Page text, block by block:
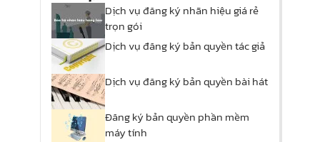
Dịch vụ đăng ký nhãn hiệu giá rẻ
trọn gói
Dịch vụ đăng ký bản quyền tác giả
Dịch vụ đăng ký bản quyền bài hát
Đăng ký bản quyền phần mềm
máy tính